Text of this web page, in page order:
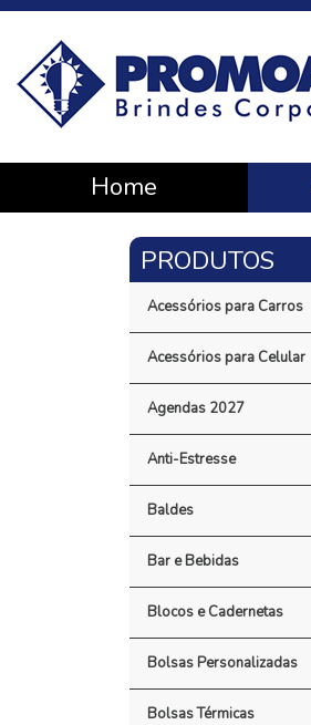
Home
Acessórios para Carros
Acessórios para Celular
Agendas 2027
Anti-Estresse
Baldes
Bar e Bebidas
Blocos e Cadernetas
Bolsas Personalizadas
Bolsas Térmicas